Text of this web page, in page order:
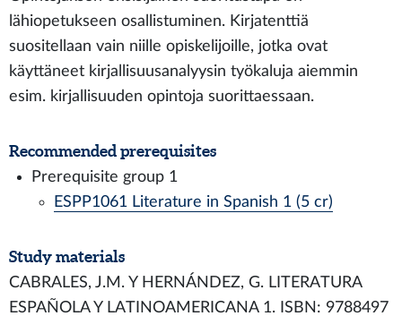
lähiopetukseen osallistuminen. Kirjatenttiä
suositellaan vain niille opiskelijoille, jotka ovat
käyttäneet kirjallisuusanalyysin työkaluja aiemmin
esim. kirjallisuuden opintoja suorittaessaan.
Recommended prerequisites
Prerequisite group 1
ESPP1061 Literature in Spanish 1 (5 cr)
Study materials
CABRALES, J.M. Y HERNÁNDEZ, G. LITERATURA
ESPAÑOLA Y LATINOAMERICANA 1. ISBN: 9788497